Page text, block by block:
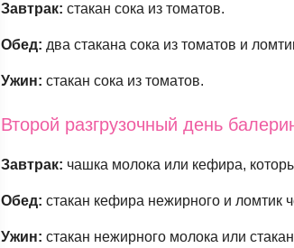
Завтрак: стакан сока из томатов.
Обед: два стакана сока из томатов и
Ужин: стакан сока из томатов.
Второй разгрузочный день
Завтрак: чашка молока или кефира,
Обед: стакан кефира нежирного и ломтик
Ужин: стакан нежирного молока или